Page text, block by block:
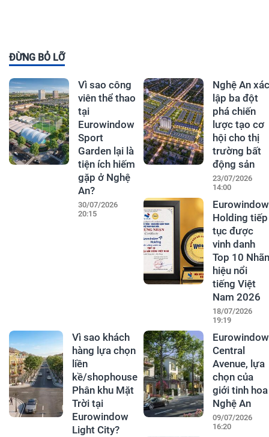
ĐỪNG BỎ LỠ
Vì sao công
viên thể thao
tại
Eurowindow
Sport
Garden lại là
tiện ích hiếm
gặp ở Nghệ
An?
30/07/2026
20:15
Nghệ An xác
lập ba đột
phá chiến
lược tạo cơ
hội cho thị
trường bất
động sản
23/07/2026
14:00
Eurowindow
Holding tiếp
tục được
vinh danh
Top 10 Nhãn
hiệu nổi
tiếng Việt
Nam 2026
18/07/2026
19:19
Vì sao khách
hàng lựa chọn
liền
kề/shophouse
Phân khu Mặt
Trời tại
Eurowindow
Light City?
Eurowindow
Central
Avenue, lựa
chọn của
giới tinh hoa
Nghệ An
09/07/2026
16:20